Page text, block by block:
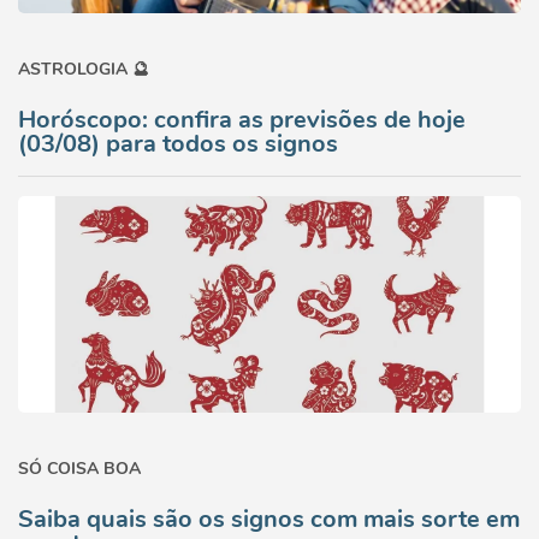
ASTROLOGIA 🔮
Horóscopo: confira as previsões de hoje
(03/08) para todos os signos
SÓ COISA BOA
Saiba quais são os signos com mais sorte em